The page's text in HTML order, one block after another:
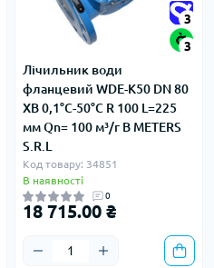
3
3
Лічильник води
фланцевий WDE-K50 DN 80
ХВ 0,1°С-50°С R 100 L=225
мм Qn= 100 м³/г B METERS
S.R.L
Код товару: 34851
В наявності
0
18 715.00 ₴